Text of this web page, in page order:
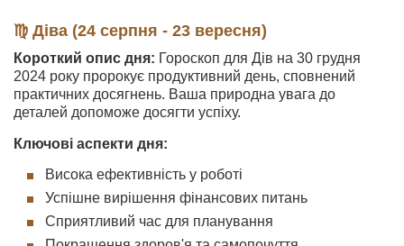
♍ Діва (24 серпня - 23 вересня)
Короткий опис дня: Гороскоп для Дів на 30 грудня
2024 року пророкує продуктивний день, сповнений
практичних досягнень. Ваша природна увага до
деталей допоможе досягти успіху.
Ключові аспекти дня:
Висока ефективність у роботі
Успішне вирішення фінансових питань
Сприятливий час для планування